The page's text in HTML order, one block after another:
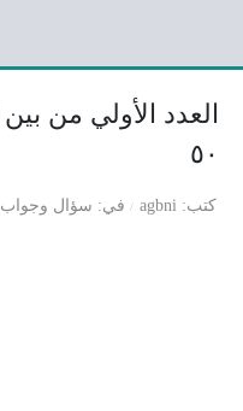
٥٠
كتب agbni في سؤال وجواب